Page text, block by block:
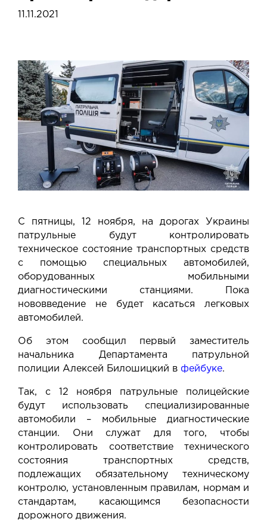
11.11.2021
С пятницы, 12 ноября, на дорогах Украины
патрульные будут контролировать
техническое состояние транспортных средств
с помощью специальных автомобилей,
оборудованных мобильными
диагностическими станциями. Пока
нововведение не будет касаться легковых
автомобилей.
Об этом сообщил первый заместитель
начальника Департамента патрульной
полиции Алексей Билошицкий в фейбуке.
Так, с 12 ноября патрульные полицейские
будут использовать специализированные
автомобили – мобильные диагностические
станции. Они служат для того, чтобы
контролировать соответствие технического
состояния транспортных средств,
подлежащих обязательному техническому
контролю, установленным правилам, нормам и
стандартам, касающимся безопасности
дорожного движения.